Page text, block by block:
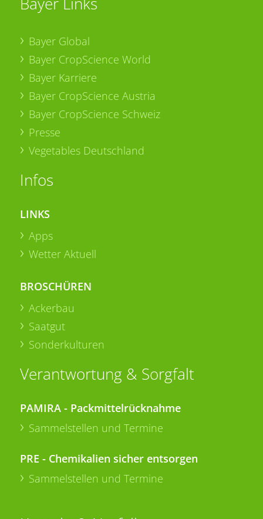
Bayer Global
Bayer CropScience World
Bayer Karriere
Bayer CropScience Austria
Bayer CropScience Schweiz
Presse
Vegetables Deutschland
Infos
LINKS
Apps
Wetter Aktuell
BROSCHÜREN
Ackerbau
Saatgut
Sonderkulturen
Verantwortung & Sorgfalt
PAMIRA - Packmittelrücknahme
Sammelstellen und Termine
PRE - Chemikalien sicher entsorgen
Sammelstellen und Termine